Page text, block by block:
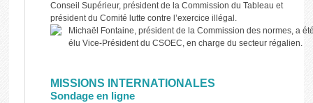
Conseil Supérieur, président de la Commission du Tableau et
président du Comité lutte contre l’exercice illégal.
Michaël Fontaine, président de la Commission des normes, a
élu Vice-Président du CSOEC, en charge du secteur régalien.
MISSIONS INTERNATIONALES
Sondage en ligne